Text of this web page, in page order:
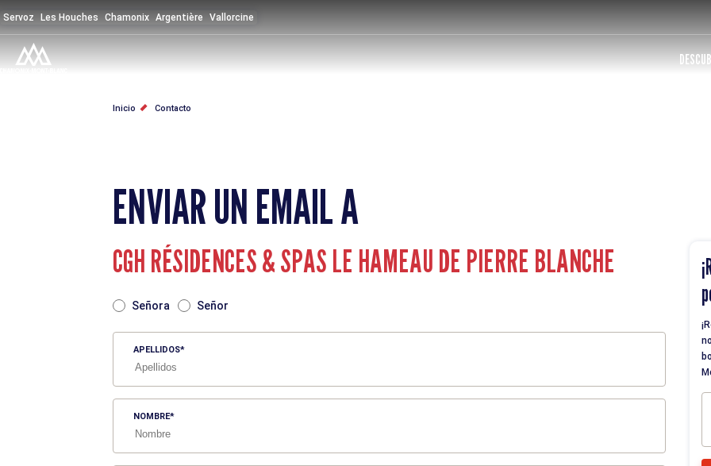
al
contenido
principal
Servoz Les Houches Chamonix Argentière Vallorcine
SOBRESCRIBIR
AYUDA
NAVEGACIÓN
Inicio Contacto
ENVIAR UN EMAIL A
CGH RÉSIDENCES & SPAS LE HAMEAU DE PIERRE BLANCHE
Señora Señor
APELLIDOS
NOMBRE